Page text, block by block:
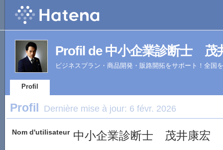
Profil de 中小企業診断士 茂
ビジネスプラン・商品開発・販路開拓をサポート！全国
Profil
Profil Dernière mise à jour: 6 févr. 2026
Nom d'utilisateur 中小企業診断士 茂井康宏